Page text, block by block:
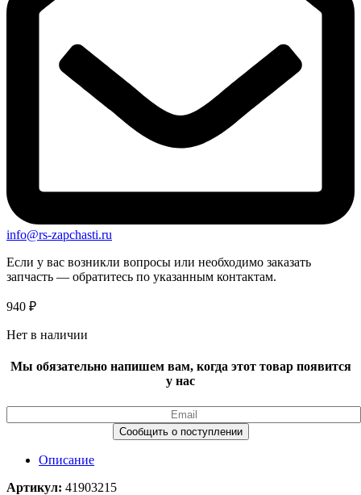
info@rs-zapchasti.ru
Если у вас возникли вопросы или необходимо заказать
запчасть — обратитесь по указанным контактам.
940 ₽
Нет в наличии
Мы обязательно напишем вам, когда этот товар появится
у нас
Описание
Артикул: 41903215